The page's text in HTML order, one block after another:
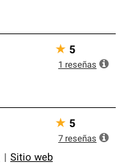
★ 5
1 reseñas
Sitio web
★ 5
7 reseñas